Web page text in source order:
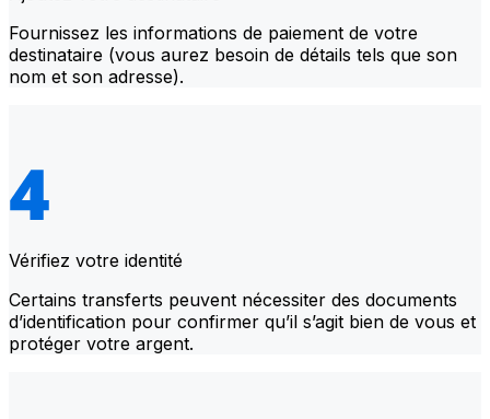
Fournissez les informations de paiement de votre
destinataire (vous aurez besoin de détails tels que son
nom et son adresse).
Vérifiez votre identité
Certains transferts peuvent nécessiter des documents
d’identification pour confirmer qu’il s’agit bien de vous et
protéger votre argent.